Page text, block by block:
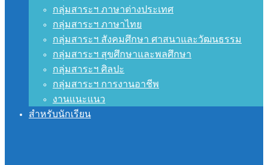
กลุ่มสาระฯ ภาษาต่างประเทศ
กลุ่มสาระฯ ภาษาไทย
กลุ่มสาระฯ สังคมศึกษา ศาสนาและวัฒนธรรม
กลุ่มสาระฯ สุขศึกษาและพลศึกษา
กลุ่มสาระฯ ศิลปะ
กลุ่มสาระฯ การงานอาชีพ
งานแนะแนว
สำหรับนักเรียน